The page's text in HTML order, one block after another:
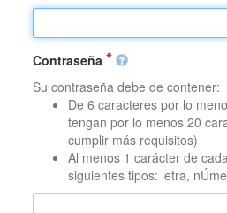
Contraseña
Su contraseña debe de contener:
De 6 caracteres por lo
tengan por lo menos 20
cumplir más requisitos)
Al menos 1 carácter de
siguientes tipos: letra,